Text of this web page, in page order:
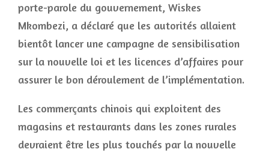
porte-parole du gouvernement, Wiskes
Mkombezi, a déclaré que les autorités allaient
bientôt lancer une campagne de sensibilisation
sur la nouvelle loi et les licences d’affaires pour
assurer le bon déroulement de l’implémentation.
Les commerçants chinois qui exploitent des
magasins et restaurants dans les zones rurales
devraient être les plus touchés par la nouvelle